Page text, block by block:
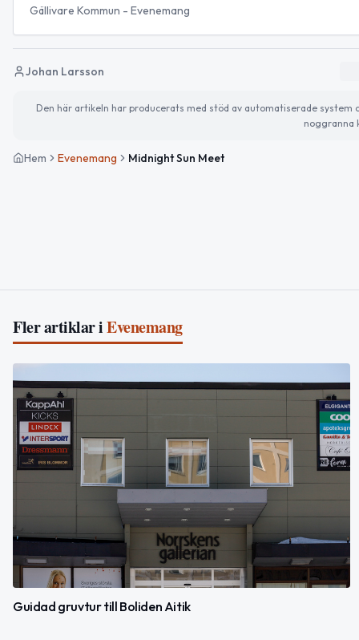
Gällivare Kommun - Evenemang
Johan Larsson
Den här artikeln har producerats med stöd av automatiserade
noggranna
Hem Evenemang Midnight Sun Meet
Fler artiklar iEvenemang
Guidad gruvtur till Boliden Aitik